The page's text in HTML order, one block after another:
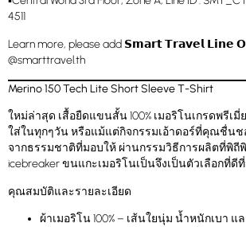
4511
Learn more, please add 𝗦𝗺𝗮𝗿𝘁 𝗧𝗿𝗮𝘃𝗲𝗹 𝗟𝗶𝗻𝗲
@smarttravel.th
Merino 150 Tech Lite Short Sleeve T-Shirt
ใหม่ล่าสุด เสื้อยืดแขนสั้น 100% เมอริโนเกรดพรีเ
ใส่ในทุกๆวัน หรือแม้แต่กิจกรรมเอ้าดอร์ที่คุณชื่น
จากธรรมชาติที่มอบให้ ผ่านกรรมวิธีการผลิตที่พิถี
icebreaker ขนแกะเมอริโนเป็นจึงเป็นตัวเลือกที่ดี
คุณสมบัติและรายละเอียด
ผ้าเมอริโน 100% – เส้นใยนุ่ม น้ำหนักเบา